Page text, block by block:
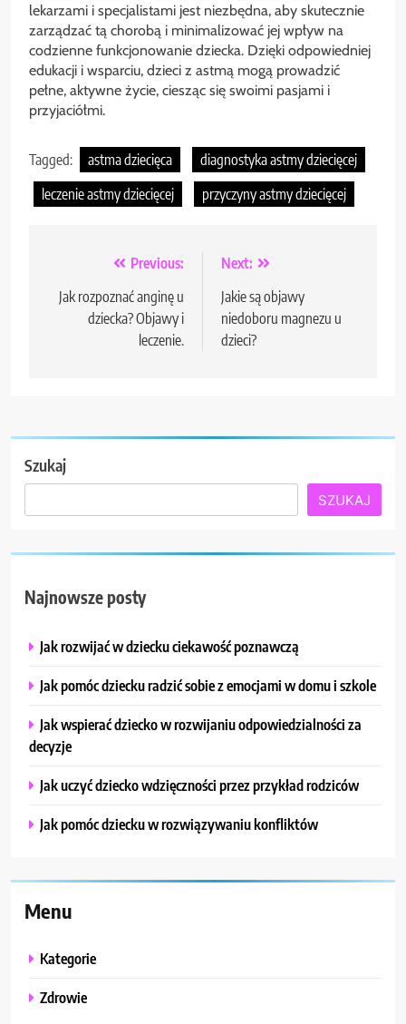
lekarzami i specjalistami jest niezbędna, aby skutecznie
zarządzać tą chorobą i minimalizować jej wpływ na
codzienne funkcjonowanie dziecka. Dzięki odpowiedniej
edukacji i wsparciu, dzieci z astmą mogą prowadzić
pełne, aktywne życie, ciesząc się swoimi pasjami i
przyjaciółmi.
Tagged: astma dziecięca
diagnostyka astmy dziecięcej
leczenie astmy dziecięcej
przyczyny astmy dziecięcej
Nawigacja
wpisu
Previous:
Jak rozpoznać anginę u
dziecka? Objawy i
leczenie.
Next:
Jakie są objawy
niedoboru magnezu u
dzieci?
Szukaj
SZUKAJ
Najnowsze posty
Jak rozwijać w dziecku ciekawość poznawczą
Jak pomóc dziecku radzić sobie z emocjami w domu i szkole
Jak wspierać dziecko w rozwijaniu odpowiedzialności za
decyzje
Jak uczyć dziecko wdzięczności przez przykład rodziców
Jak pomóc dziecku w rozwiązywaniu konfliktów
Menu
Kategorie
Zdrowie